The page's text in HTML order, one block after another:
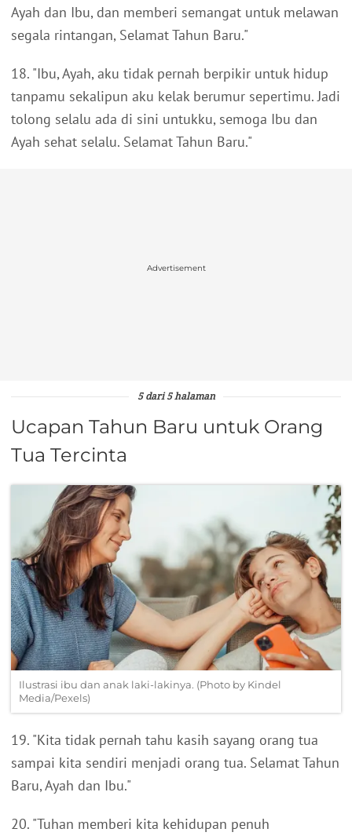
Ayah dan Ibu, dan memberi semangat untuk melawan
segala rintangan, Selamat Tahun Baru."
18. "Ibu, Ayah, aku tidak pernah berpikir untuk hidup
tanpamu sekalipun aku kelak berumur sepertimu. Jadi
tolong selalu ada di sini untukku, semoga Ibu dan
Ayah sehat selalu. Selamat Tahun Baru."
Advertisement
5 dari 5 halaman
Ucapan Tahun Baru untuk Orang
Tua Tercinta
Ilustrasi ibu dan anak laki-lakinya. (Photo by Kindel
Media/Pexels)
19. "Kita tidak pernah tahu kasih sayang orang tua
sampai kita sendiri menjadi orang tua. Selamat Tahun
Baru, Ayah dan Ibu."
20. "Tuhan memberi kita kehidupan penuh